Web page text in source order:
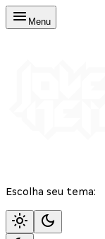
Menu
Escolha seu tema: